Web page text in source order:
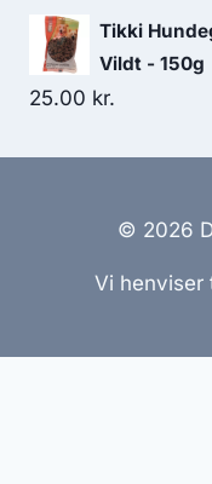
Tikki
Vildt - 150g
25.00 kr.
© 2026
Vi henviser